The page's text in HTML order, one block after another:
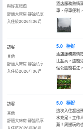
與好友旅遊
舒適大床房·靜謐私享
入住於2026年06月
酒店服務熱情
車，停車便利
訪客
其他
舒適大床房·靜謐私享
入住於2026年06月
5.0 極好
酒店服務熱情
比超高，還能
個公園能看江
訪客
其他
舒適大床房·靜謐私享
入住於2026年06月
5.0 極好
這次入住超出
水充足。工作
薦！周邊玩的